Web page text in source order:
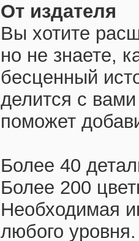
От издателя
Вы хотите
но не знаете,
бесценный
делится с
поможет
Более 40
Более 200
Необходимая
любого уровня.